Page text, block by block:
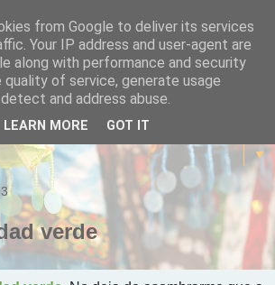
▼
verde
from Google to deliver its services
Your IP address and user-agent are
along with performance and security
of service, generate usage
and address abuse.
LEARN MORE GOT IT